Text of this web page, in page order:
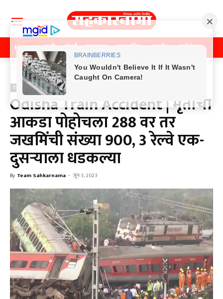
Home पुणे मुंबई महाराष्ट्र राजकीय क्राईम मनोरंजन
Home देश
देश
Odisha Train Accident | मृतांचा
आकडा पोहोचला 288 वर तर
जखमिंची संख्या 900, 3 रेल्वे एक-
दुसऱ्याला धडकल्या
By Team Sahkarnama - जून 3, 2023